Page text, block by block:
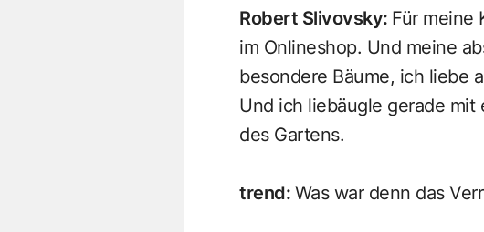
Robert Slivovsky: Für meine
im Onlineshop. Und meine
besondere Bäume, ich liebe
Und ich liebäugle gerade
des Gartens.
trend: Was war denn das